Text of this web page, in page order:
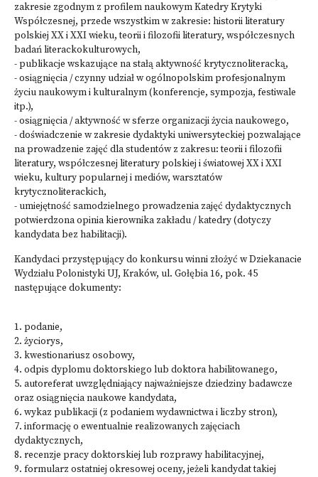
zakresie zgodnym z profilem naukowym Katedry Krytyki
Współczesnej, przede wszystkim w zakresie: historii literatury
polskiej XX i XXI wieku, teorii i filozofii literatury, współczesnych
badań literackokulturowych,
- publikacje wskazujące na stałą aktywność krytycznoliteracką,
- osiągnięcia / czynny udział w ogólnopolskim profesjonalnym
życiu naukowym i kulturalnym (konferencje, sympozja, festiwale
itp.),
- osiągnięcia / aktywność w sferze organizacji życia naukowego,
- doświadczenie w zakresie dydaktyki uniwersyteckiej pozwalające
na prowadzenie zajęć dla studentów z zakresu: teorii i filozofii
literatury, współczesnej literatury polskiej i światowej XX i XXI
wieku, kultury popularnej i mediów, warsztatów
krytycznoliterackich,
- umiejętność samodzielnego prowadzenia zajęć dydaktycznych
potwierdzona opinia kierownika zakładu / katedry (dotyczy
kandydata bez habilitacji).
Kandydaci przystępujący do konkursu winni złożyć w Dziekanacie
Wydziału Polonistyki UJ, Kraków, ul. Gołębia 16, pok. 45
następujące dokumenty:
1. podanie,
2. życiorys,
3. kwestionariusz osobowy,
4. odpis dyplomu doktorskiego lub doktora habilitowanego,
5. autoreferat uwzględniający najważniejsze dziedziny badawcze
oraz osiągnięcia naukowe kandydata,
6. wykaz publikacji (z podaniem wydawnictwa i liczby stron),
7. informację o ewentualnie realizowanych zajęciach
dydaktycznych,
8. recenzje pracy doktorskiej lub rozprawy habilitacyjnej,
9. formularz ostatniej okresowej oceny, jeżeli kandydat takiej